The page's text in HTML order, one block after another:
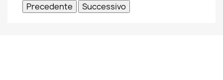
Precedente Successivo